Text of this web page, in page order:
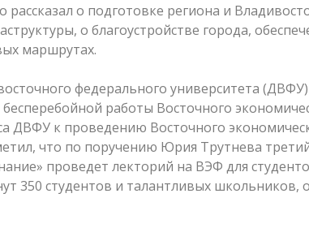
о подготовке региона и
о благоустройстве города,
маршрутах.
федерального университета
работы Восточного
ДВФУ к проведению Восточного
что по поручению Юрия Трутнева
проведет лекторий на ВЭФ для
350 студентов и талантливых школьников,